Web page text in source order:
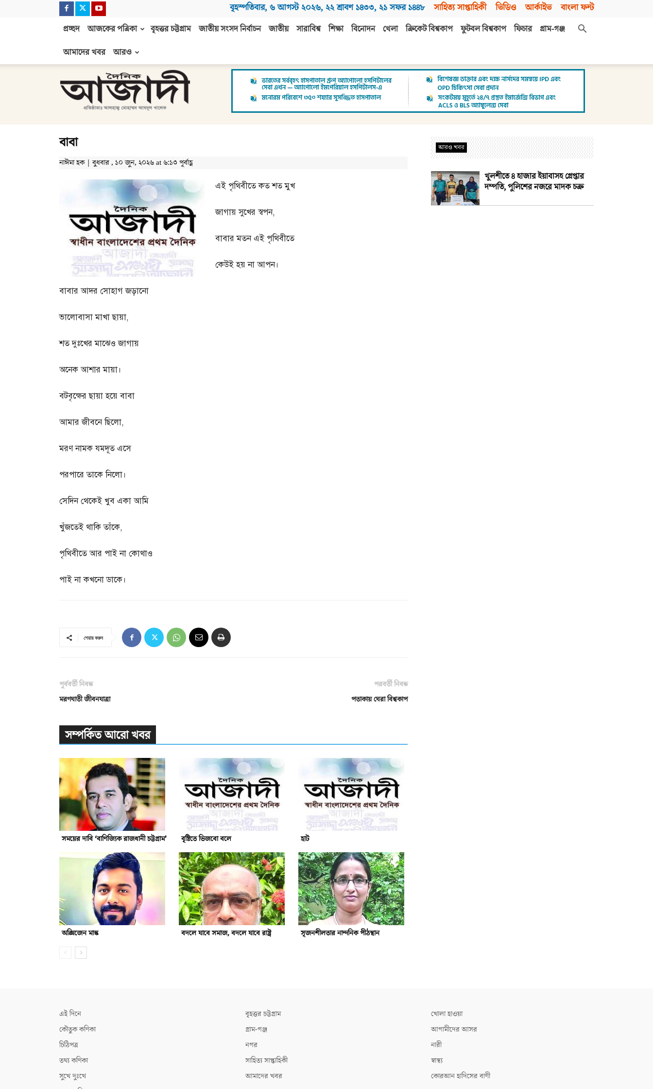
বৃহস্পতিবার, ৬ আগস্ট ২০২৬, ২২ শ্রাবণ ১৪৩৩, ২১ সফর ১৪৪৮ সাহিত্য সাপ্তাহিকী ভিডিও আর্কাইভ বাংলা ফন্ট
প্রচ্ছদ আজকের পত্রিকা বৃহত্তর চট্টগ্রাম জাতীয় সংসদ নির্বাচন জাতীয় সারাবিশ্ব শিক্ষা বিনোদন খেলা ক্রিকেট বিশ্বকাপ ফুটবল বিশ্বকাপ ফিচার
গ্রাম-গঞ্জ
আমাদের খবর
আরও
আজাদী
বাবা
নাঈমা হক | বুধবার , ১০ জুন, ২০২৬ at ৬:১৩ পূর্বাহ্ণ
এই পৃথিবীতে কত শত মুখ
জাগায় সুখের স্বপন,
বাবার মতন এই পৃথিবীতে
কেউই হয় না আপন।
বাবার আদর সোহাগ জড়ানো
ভালোবাসা মাখা ছায়া,
শত দুঃখের মাঝেও জাগায়
অনেক আশার মায়া।
বটবৃক্ষের ছায়া হয়ে বাবা
আমার জীবনে ছিলো,
মরণ নামক যমদূত এসে
পরপারে তাকে নিলো।
সেদিন থেকেই খুব একা আমি
খুঁজতেই থাকি তাঁকে,
পৃথিবীতে আর পাই না কোথাও
পাই না কখনো ডাকে।
শেয়ার করুন
পূর্ববর্তী নিবন্ধ
মরণঘাতী জীবনযাত্রা
পরবর্তী নিবন্ধ
পতাকায় ঘেরা বিশ্বকাপ
সম্পর্কিত আরো খবর
সময়ের দাবি ‘বাণিজ্যিক রাজধানী চট্টগ্রাম’ বৃষ্টিতে ভিজবো বলে হাট
অক্সিজেন মাস্ক বদলে যাবে সমাজ, বদলে যাবে রাষ্ট্র সৃজনশীলতার নান্দনিক পীঠস্থান
আরও খবর
খুলশীতে ৪ হাজার ইয়াবাসহ গ্রেপ্তার
দম্পতি, পুলিশের নজরে মাদক চক্র
এই দিনে
কৌতুক কণিকা
চিঠিপত্র
তথ্য কণিকা
সুখে দুঃখে
বৃহত্তর চট্টগ্রাম
গ্রাম-গঞ্জ
নগর
সাহিত্য সাপ্তাহিকী
আমাদের খবর
খোলা হাওয়া
আগামীদের আসর
নারী
স্বাস্থ্য
কোরআন হাদিসের বাণী